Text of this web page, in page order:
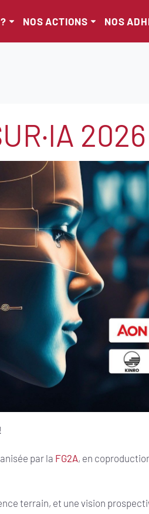
NOS ACTIONS NOS
2026
par la FG2A, en
terrain, et une vision